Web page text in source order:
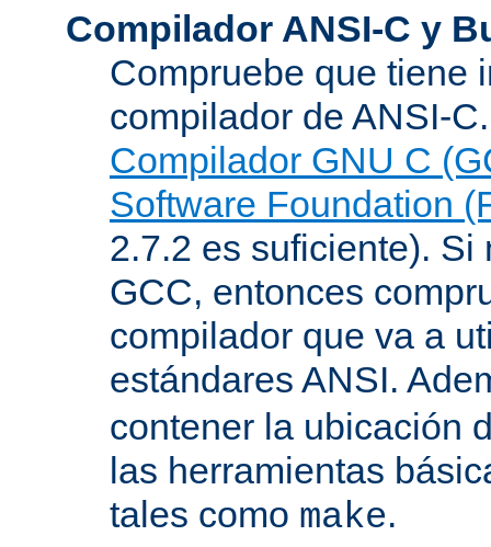
Compilador ANSI-C y
Compruebe que tiene
compilador de ANSI-
Compilador GNU C
Software Foundation
2.7.2 es suficiente).
GCC, entonces
compilador que va a
estándares ANSI.
contener la ubicación
las herramientas
tales como make.